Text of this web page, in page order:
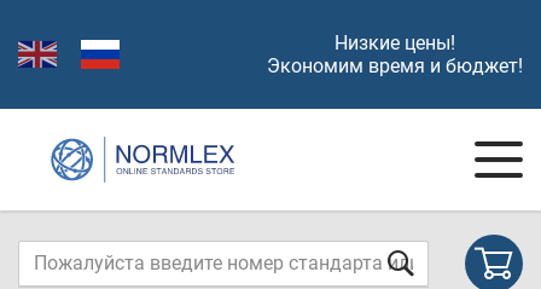
Низкие цены!
Экономим время и бюджет!